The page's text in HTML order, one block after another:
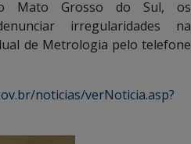
Mato Grosso do Sul, os
irregularidades na
de Metrologia pelo telefone
noticias/verNoticia.asp?